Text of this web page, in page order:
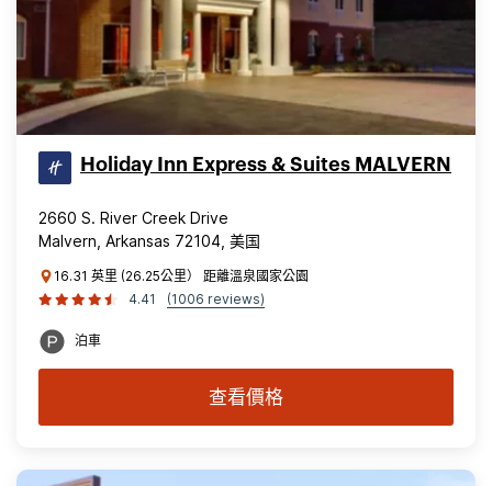
Holiday Inn Express & Suites MALVERN
2660 S. River Creek Drive
Malvern, Arkansas 72104, 美国
16.31 英里 (26.25公里） 距離溫泉國家公園
4.41
(1006 reviews)
泊車
查看價格